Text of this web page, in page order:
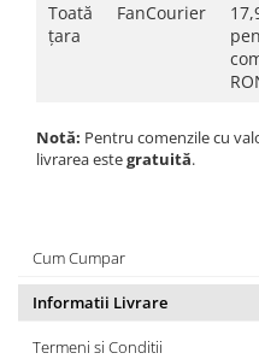
Toată
țara
FanCourier
Notă: Pentru comenzile cu
livrarea estegratuită.
Cum Cumpar
Informatii Livrare
Termeni si Conditii